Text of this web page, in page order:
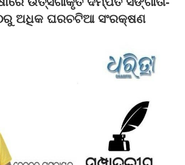
ଅଧିକ ଘରଚଟିଆ ସଂରକ୍ଷଣ